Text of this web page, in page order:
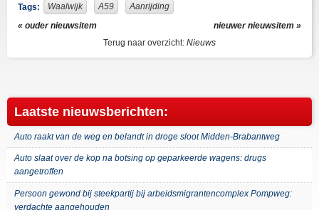
Tags: Waalwijk A59
Aanrijding
« ouder nieuwsitem
nieuwer nieuwsitem »
Terug naar overzicht: Nieuws
Laatste nieuwsberichten:
Auto raakt van de weg en belandt in droge sloot Midden-Brabantweg
Auto slaat over de kop na botsing op geparkeerde wagens: drugs
aangetroffen
Persoon gewond bij steekpartij bij arbeidsmigrantencomplex Pompweg:
verdachte aangehouden